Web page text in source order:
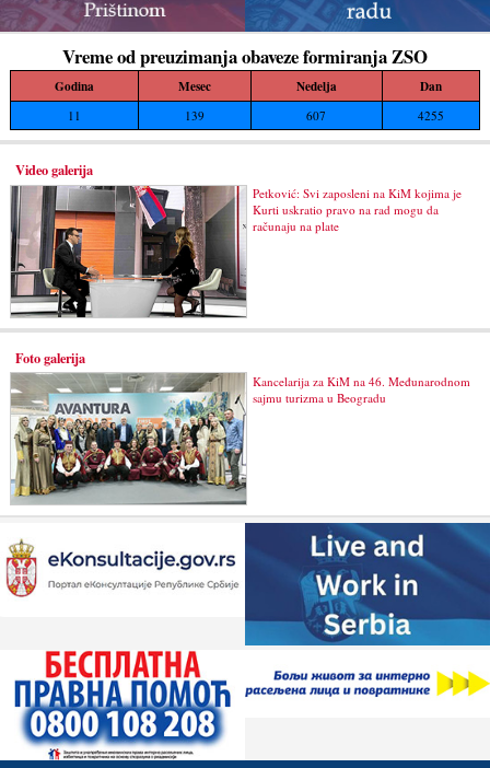
Vreme od preuzimanja obaveze formiranja ZSO
Godina Mesec Nedelja Dan
11 139 607 4255
Video galerija
Petković: Svi zaposleni na KiM kojima je
Kurti uskratio pravo na rad mogu da
računaju na plate
Foto galerija
Kancelarija za KiM na 46. Međunarodnom
sajmu turizma u Beogradu